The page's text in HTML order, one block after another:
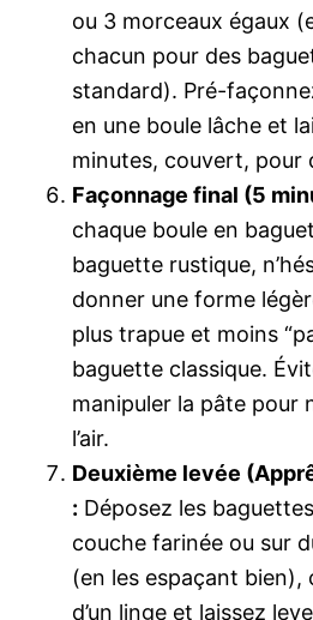
ou 3 morceaux égaux
chacun pour des
standard). Pré-
en une boule lâche et
minutes, couvert, pour
Façonnage final (5
chaque boule en
baguette rustique,
donner une forme
plus trapue et moins
baguette classique.
manipuler la pâte pour
l’air.
Deuxième levée
: Déposez les
couche farinée ou sur
(en les espaçant
d’un linge et laissez